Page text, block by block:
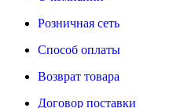
Розничная сеть
Способ оплаты
Возврат товара
Договор поставки